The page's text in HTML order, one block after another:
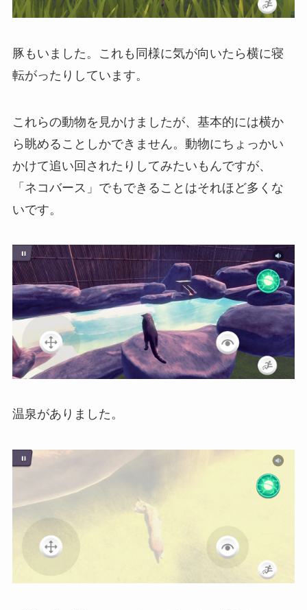
豚もいました。これも同様に気が向いたら横に寝
転がったりしています。
これらの動物を見かけましたが、基本的には横か
ら眺めることしかできません。動物にちょっかい
かけて追い回されたりしてみたいもんですが、
「ネコバース」でもできることはそれほど多くな
いです。
温泉がありました。